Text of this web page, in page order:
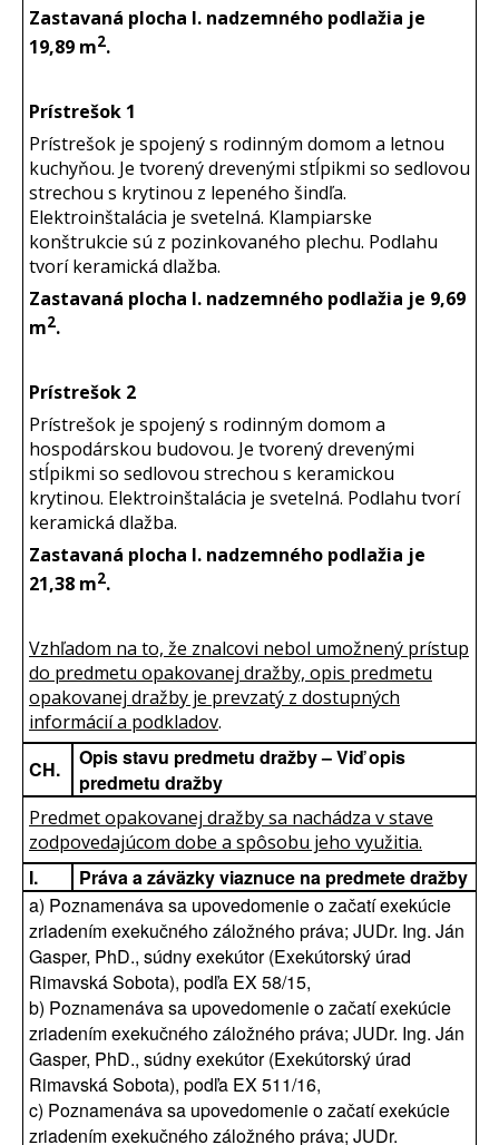
Zastavaná plocha I. nadzemného podlažia je
19,89 m2.
Prístrešok 1
Prístrešok je spojený s rodinným domom a letnou
kuchyňou. Je tvorený drevenými stĺpikmi so sedlovou
strechou s krytinou z lepeného šindľa.
Elektroinštalácia je svetelná. Klampiarske
konštrukcie sú z pozinkovaného plechu. Podlahu
tvorí keramická dlažba.
Zastavaná plocha I. nadzemného podlažia je 9,69
m2.
Prístrešok 2
Prístrešok je spojený s rodinným domom a
hospodárskou budovou. Je tvorený drevenými
stĺpikmi so sedlovou strechou s keramickou
krytinou. Elektroinštalácia je svetelná. Podlahu tvorí
keramická dlažba.
Zastavaná plocha I. nadzemného podlažia je
21,38 m2.
Vzhľadom na to, že znalcovi nebol umožnený prístup
do predmetu opakovanej dražby, opis predmetu
opakovanej dražby je prevzatý z dostupných
informácií a podkladov.
CH.
Opis stavu predmetu dražby – Viď opis
predmetu dražby
Predmet opakovanej dražby sa nachádza v stave
zodpovedajúcom dobe a spôsobu jeho využitia.
I.
Práva a záväzky viaznuce na predmete dražby
a) Poznamenáva sa upovedomenie o začatí exekúcie
zriadením exekučného záložného práva; JUDr. Ing. Ján
Gasper, PhD., súdny exekútor (Exekútorský úrad
Rimavská Sobota), podľa EX 58/15,
b) Poznamenáva sa upovedomenie o začatí exekúcie
zriadením exekučného záložného práva; JUDr. Ing. Ján
Gasper, PhD., súdny exekútor (Exekútorský úrad
Rimavská Sobota), podľa EX 511/16,
c) Poznamenáva sa upovedomenie o začatí exekúcie
zriadením exekučného záložného práva; JUDr.